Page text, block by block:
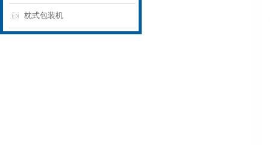
枕式包装机